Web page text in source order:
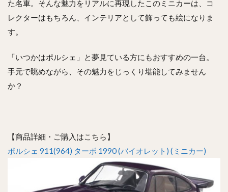
た名車。そんな魅力をリアルに再現したこのミニカーは、コ
レクターはもちろん、インテリアとして飾っても絵になりま
す。
「いつかはポルシェ」と夢見ている方にもおすすめの一台。
手元で眺めながら、その魅力をじっくり堪能してみません
か？
【商品詳細・ご購入はこちら】
ポルシェ 911(964) ターボ 1990 (バイオレット) (ミニカー)